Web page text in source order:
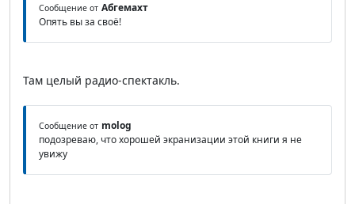
Сообщение от Абгемахт
Опять вы за своё!
Там целый радио-спектакль.
Сообщение от molog
подозреваю, что хорошей экранизации этой книги я не
увижу